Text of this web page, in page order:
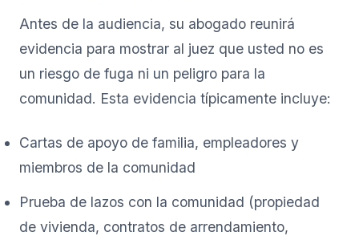
Antes de la audiencia, su abogado reunirá
evidencia para mostrar al juez que usted no es
un riesgo de fuga ni un peligro para la
comunidad. Esta evidencia típicamente incluye:
Cartas de apoyo de familia, empleadores y
miembros de la comunidad
Prueba de lazos con la comunidad (propiedad
de vivienda, contratos de arrendamiento,